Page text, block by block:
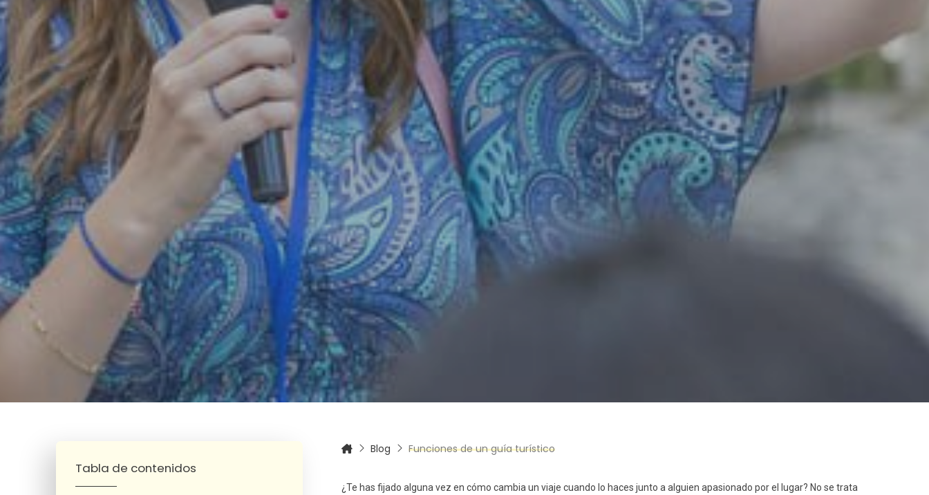
Tabla de contenidos
Blog Funciones de un guía turístico
¿Te has fijado alguna vez en cómo cambia un viaje cuando lo haces junto a alguien apasionado por el lugar? No se trata